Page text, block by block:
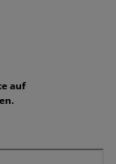
auf